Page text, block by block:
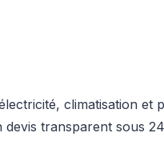
climatisation et
transparent sous